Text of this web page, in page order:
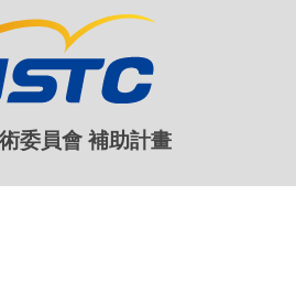
Ext 2706
權及安全政策